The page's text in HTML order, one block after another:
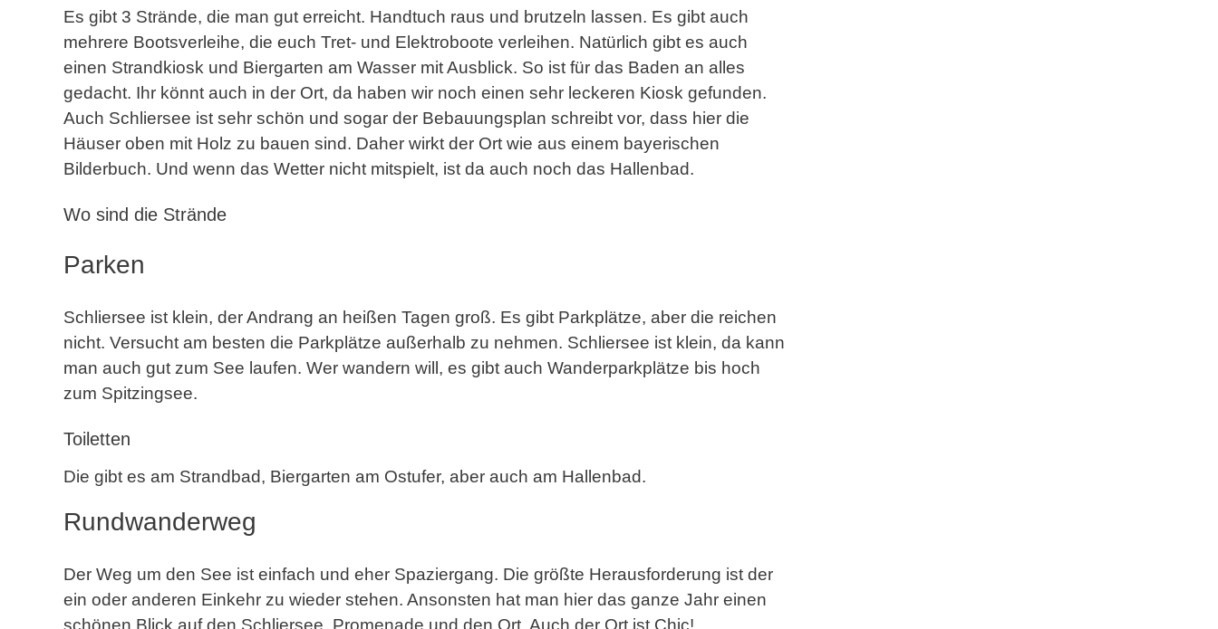
Es gibt 3 Strände, die man gut erreicht. Handtuch raus und brutzeln lassen. Es gibt auch
mehrere Bootsverleihe, die euch Tret- und Elektroboote verleihen. Natürlich gibt es auch
einen Strandkiosk und Biergarten am Wasser mit Ausblick. So ist für das Baden an alles
gedacht. Ihr könnt auch in der Ort, da haben wir noch einen sehr leckeren Kiosk gefunden.
Auch Schliersee ist sehr schön und sogar der Bebauungsplan schreibt vor, dass hier die
Häuser oben mit Holz zu bauen sind. Daher wirkt der Ort wie aus einem bayerischen
Bilderbuch. Und wenn das Wetter nicht mitspielt, ist da auch noch das Hallenbad.
Wo sind die Strände
Parken
Schliersee ist klein, der Andrang an heißen Tagen groß. Es gibt Parkplätze, aber die reichen
nicht. Versucht am besten die Parkplätze außerhalb zu nehmen. Schliersee ist klein, da kann
man auch gut zum See laufen. Wer wandern will, es gibt auch Wanderparkplätze bis hoch
zum Spitzingsee.
Toiletten
Die gibt es am Strandbad, Biergarten am Ostufer, aber auch am Hallenbad.
Rundwanderweg
Der Weg um den See ist einfach und eher Spaziergang. Die größte Herausforderung ist der
ein oder anderen Einkehr zu wieder stehen. Ansonsten hat man hier das ganze Jahr einen
schönen Blick auf den Schliersee, Promenade und den Ort. Auch der Ort ist Chic!